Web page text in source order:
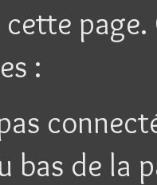
:
bas de la